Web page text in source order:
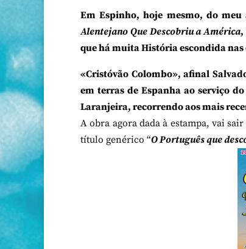
Em Espinho, hoje mesmo, do
Alentejano Que Descobriu a América,
que há muita História escondida
«Cristóvão Colombo», afinal
em terras de Espanha ao serviço
Laranjeira, recorrendo aos mais
A obra agora dada à estampa, vai
título genérico “O Português que